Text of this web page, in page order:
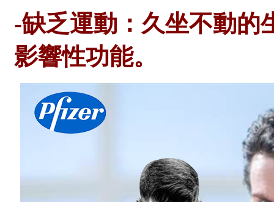
-缺乏運動：久坐不動的
影響性功能。